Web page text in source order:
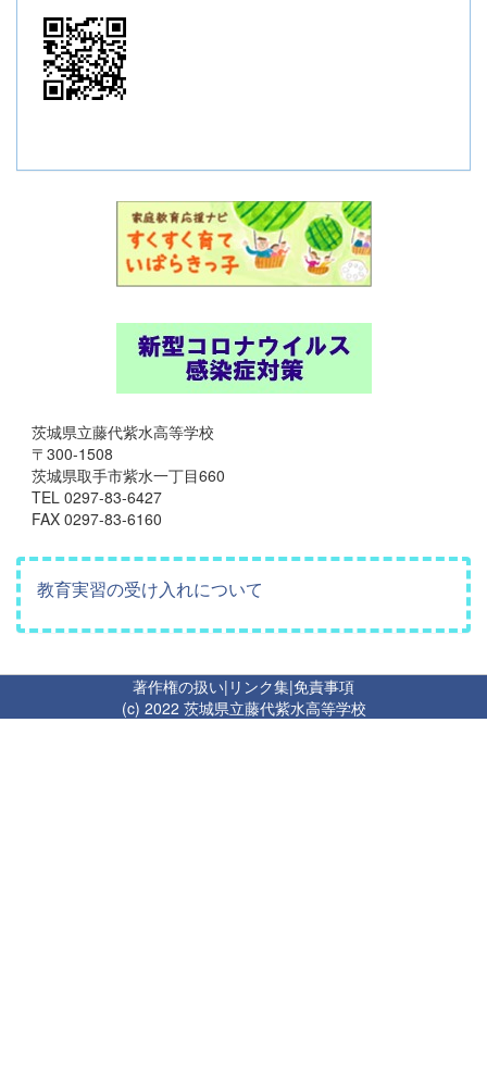
茨城県立藤代紫水高等学校
〒300-1508
茨城県取手市紫水一丁目660
TEL 0297-83-6427
FAX 0297-83-6160
教育実習の受け入れについて
著作権の扱い| リンク集|免責事項
(c) 2022 茨城県立藤代紫水高等学校